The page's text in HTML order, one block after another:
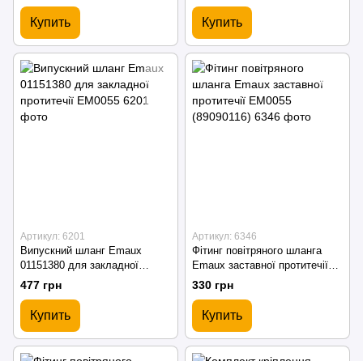
Купить Купить
Артикул: 6201
Випускний шланг Emaux
01151380 для закладної
протитечії EM0055
477 грн
Купить
Артикул: 6346
Фітинг повітряного шланга
Emaux заставної протитечії
EM0055 (89090116)
330 грн
Купить